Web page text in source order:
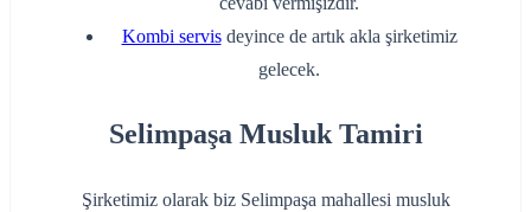
Kombi servisdeyince de artık akla şirketimiz
gelecek.
Selimpaşa Musluk Tamiri
Şirketimiz olarak biz Selimpaşa mahallesi musluk